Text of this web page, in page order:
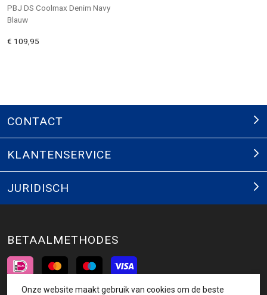
PBJ DS Coolmax Denim Navy
Blauw
€ 109,95
CONTACT
KLANTENSERVICE
JURIDISCH
BETAALMETHODES
Onze website maakt gebruik van cookies om de beste